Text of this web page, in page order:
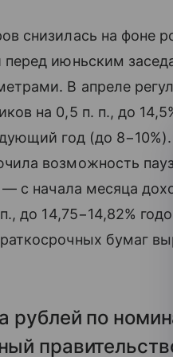
снизилась на фоне
перед июньским
В апреле
на 0,5 п. п., до
год (до
возможность
— с начала месяца
до 14,75−14,82%
бумаг
рублей по